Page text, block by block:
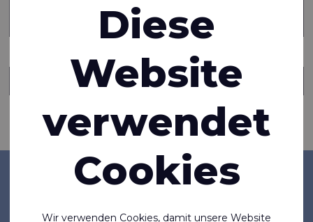
Eine Kopie dieser Nachricht an eine weitere Person senden
Informationen anfragen
Firma
Über uns
Diese
Website
verwendet
Cookies
Wir verwenden Cookies, damit unsere Website